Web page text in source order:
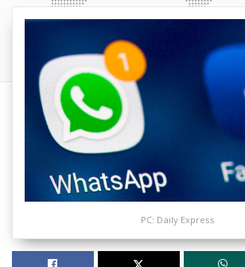
PC: Daily Express